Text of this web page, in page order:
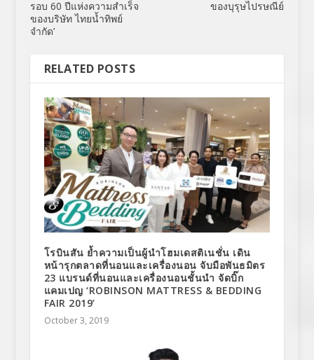
รอบ 60 ปีแห่งความสำเร็จ
ของบริษัท ไทยน้ำทิพย์
จำกัด’
ของบุรุษไปรษณีย์
RELATED POSTS
โรบินสัน ย้ำความเป็นผู้นำโฮมเดสติเนชั่น เดิน
หน้ารุกตลาดที่นอนและเครื่องนอน จับมือพันธมิตร
23 แบรนด์ที่นอนและเครื่องนอนชั้นนำ จัดบิ๊ก
แคมเปญ ‘ROBINSON MATTRESS & BEDDING
FAIR 2019’
October 3, 2019